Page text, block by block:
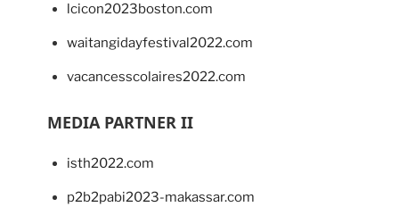
lcicon2023boston.com
waitangidayfestival2022.com
vacancesscolaires2022.com
MEDIA PARTNER II
isth2022.com
p2b2pabi2023-makassar.com